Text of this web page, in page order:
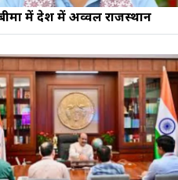
में देश में अव्वल राजस्थान